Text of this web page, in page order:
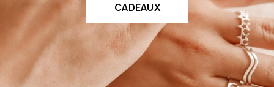
CADEAUX